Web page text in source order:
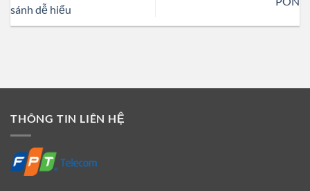
sánh dễ hiểu
THÔNG TIN LIÊN HỆ